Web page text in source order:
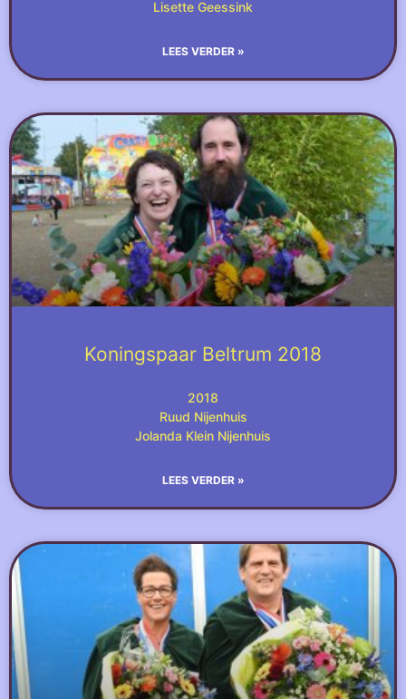
Lisette Geessink
LEES VERDER »
Koningspaar Beltrum 2018
2018
Ruud Nijenhuis
Jolanda Klein Nijenhuis
LEES VERDER »